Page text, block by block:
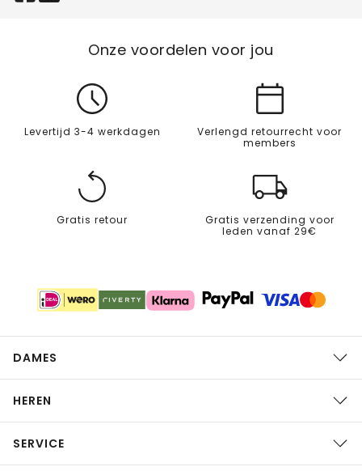
Onze voordelen voor jou
Levertijd 3-4 werkdagen
Verlengd retourrecht voor
members
Gratis retour
Gratis verzending voor
leden vanaf 29€
DAMES
HEREN
SERVICE